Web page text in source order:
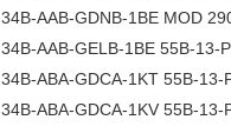
34B-AAB-GDNB-1BE MOD
34B-AAB-GELB-1BE 55B-13-
34B-ABA-GDCA-1KT 55B-13-
34B-ABA-GDCA-1KV 55B-13-